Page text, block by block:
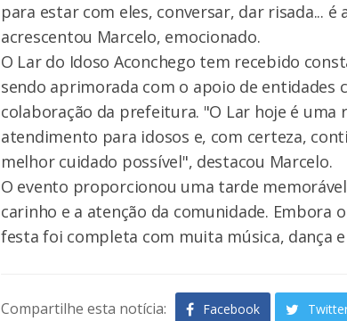
para estar com eles, conversar, dar risada...
acrescentou Marcelo, emocionado.
O Lar do Idoso Aconchego tem recebido
sendo aprimorada com o apoio de entidades
colaboração da prefeitura. "O Lar hoje é uma
atendimento para idosos e, com certeza,
melhor cuidado possível", destacou Marcelo.
O evento proporcionou uma tarde
carinho e a atenção da comunidade. Embora
festa foi completa com muita música, dança
Compartilhe esta notícia: Facebook